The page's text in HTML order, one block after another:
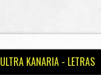
ULTRA KANARIA - LETRAS